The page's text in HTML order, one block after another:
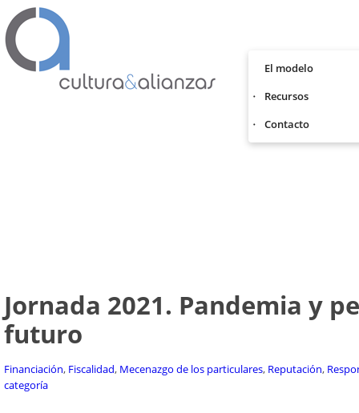
El modelo
Recursos
Contacto
Jornada 2021. Pandemia y
futuro
Financiación, Fiscalidad, Mecenazgo de los particulares, Reputación,
categoría